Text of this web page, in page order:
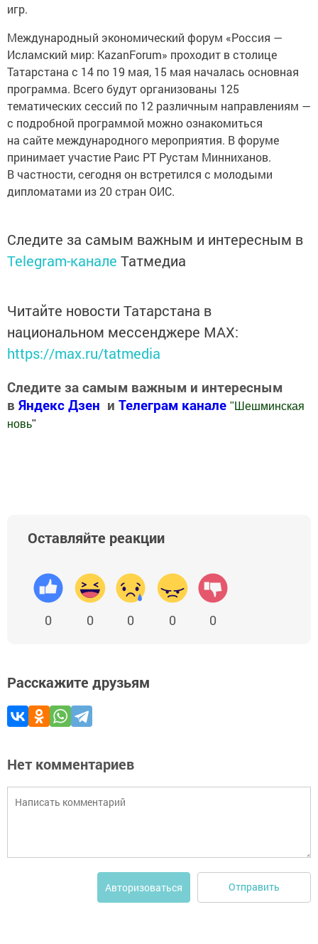
игр.
Международный экономический форум «Россия —
Исламский мир: KazanForum» проходит в столице
Татарстана с 14 по 19 мая, 15 мая началась основная
программа. Всего будут организованы 125
тематических сессий по 12 различным направлениям —
с подробной программой можно ознакомиться
на сайте международного мероприятия. В форуме
принимает участие Раис РТ Рустам Минниханов.
В частности, сегодня он встретился с молодыми
дипломатами из 20 стран ОИС.
Следите за самым важным и интересным в
Telegram-канале Татмедиа
Читайте новости Татарстана в
национальном мессенджере MАХ:
https://max.ru/tatmedia
Следите за самым важным и интересным
в Яндекс Дзен и Телеграм канале " Шешминская
новь"
Оставляйте реакции
0 0 0 0 0
Расскажите друзьям
Нет комментариев
Авторизоваться Отправить